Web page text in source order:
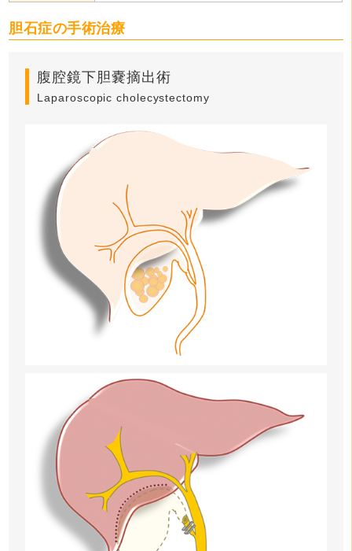
胆石症の手術治療
腹腔鏡下胆嚢摘出術
Laparoscopic cholecystectomy